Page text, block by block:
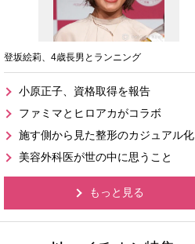
登坂絵莉、4歳長男とランニング
小原正子、資格取得を報告
ファミマとヒロアカがコラボ
施す側から見た整形のカジュアル化
美容外科医が世の中に思うこと
もっと見る